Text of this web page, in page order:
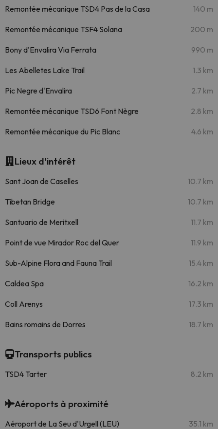
Remontée mécanique TSD4 Pas de la Casa 140 m
Remontée mécanique TSF4 Solana 200 m
Bony d'Envalira Via Ferrata 990 m
Les Abelletes Lake Trail 1.3 km
Pic Negre d'Envalira 2.7 km
Remontée mécanique TSD6 Font Nègre 2.8 km
Remontée mécanique du Pic Blanc 4.6 km
Lieux d'intérêt
Sant Joan de Caselles 10.7 km
Tibetan Bridge 10.7 km
Santuario de Meritxell 11.7 km
Point de vue Mirador Roc del Quer 11.9 km
Sub-Alpine Flora and Fauna Trail 15.4 km
Caldea Spa 16.2 km
Coll Arenys 17.3 km
Bains romains de Dorres 18.7 km
Transports publics
TSD4 Tarter 8.2 km
Aéroports à proximité
Aéroport de La Seu d'Urgell (LEU) 35.1 km